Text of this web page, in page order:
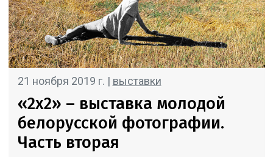
21 ноября 2019 г. | выставки
«2х2» – выставка молодой
белорусской фотографии.
Часть вторая